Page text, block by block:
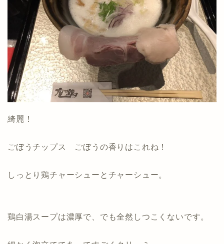
綺麗！
ごぼうチップス ごぼうの香りはこれね！
しっとり鶏チャーシューとチャーシュー。
鶏白湯スープは濃厚で、でも全然しつこくないです。